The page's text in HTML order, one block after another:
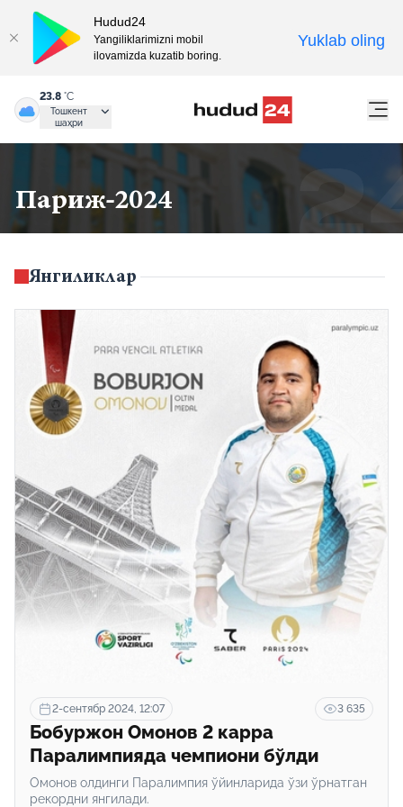
23.8 °C
Тошкент
шаҳри
Париж-2024
Янгиликлар
2-сентябр 2024, 12:07 3 635
Бобуржон Омонов 2 карра
Паралимпияда чемпиони бўлди
Омонов олдинги Паралимпия ўйинларида ўзи ўрнатган
рекордни янгилади.
Hudud24
Yangiliklarimizni mobil
ilovamizda kuzatib boring.
Yuklab oling